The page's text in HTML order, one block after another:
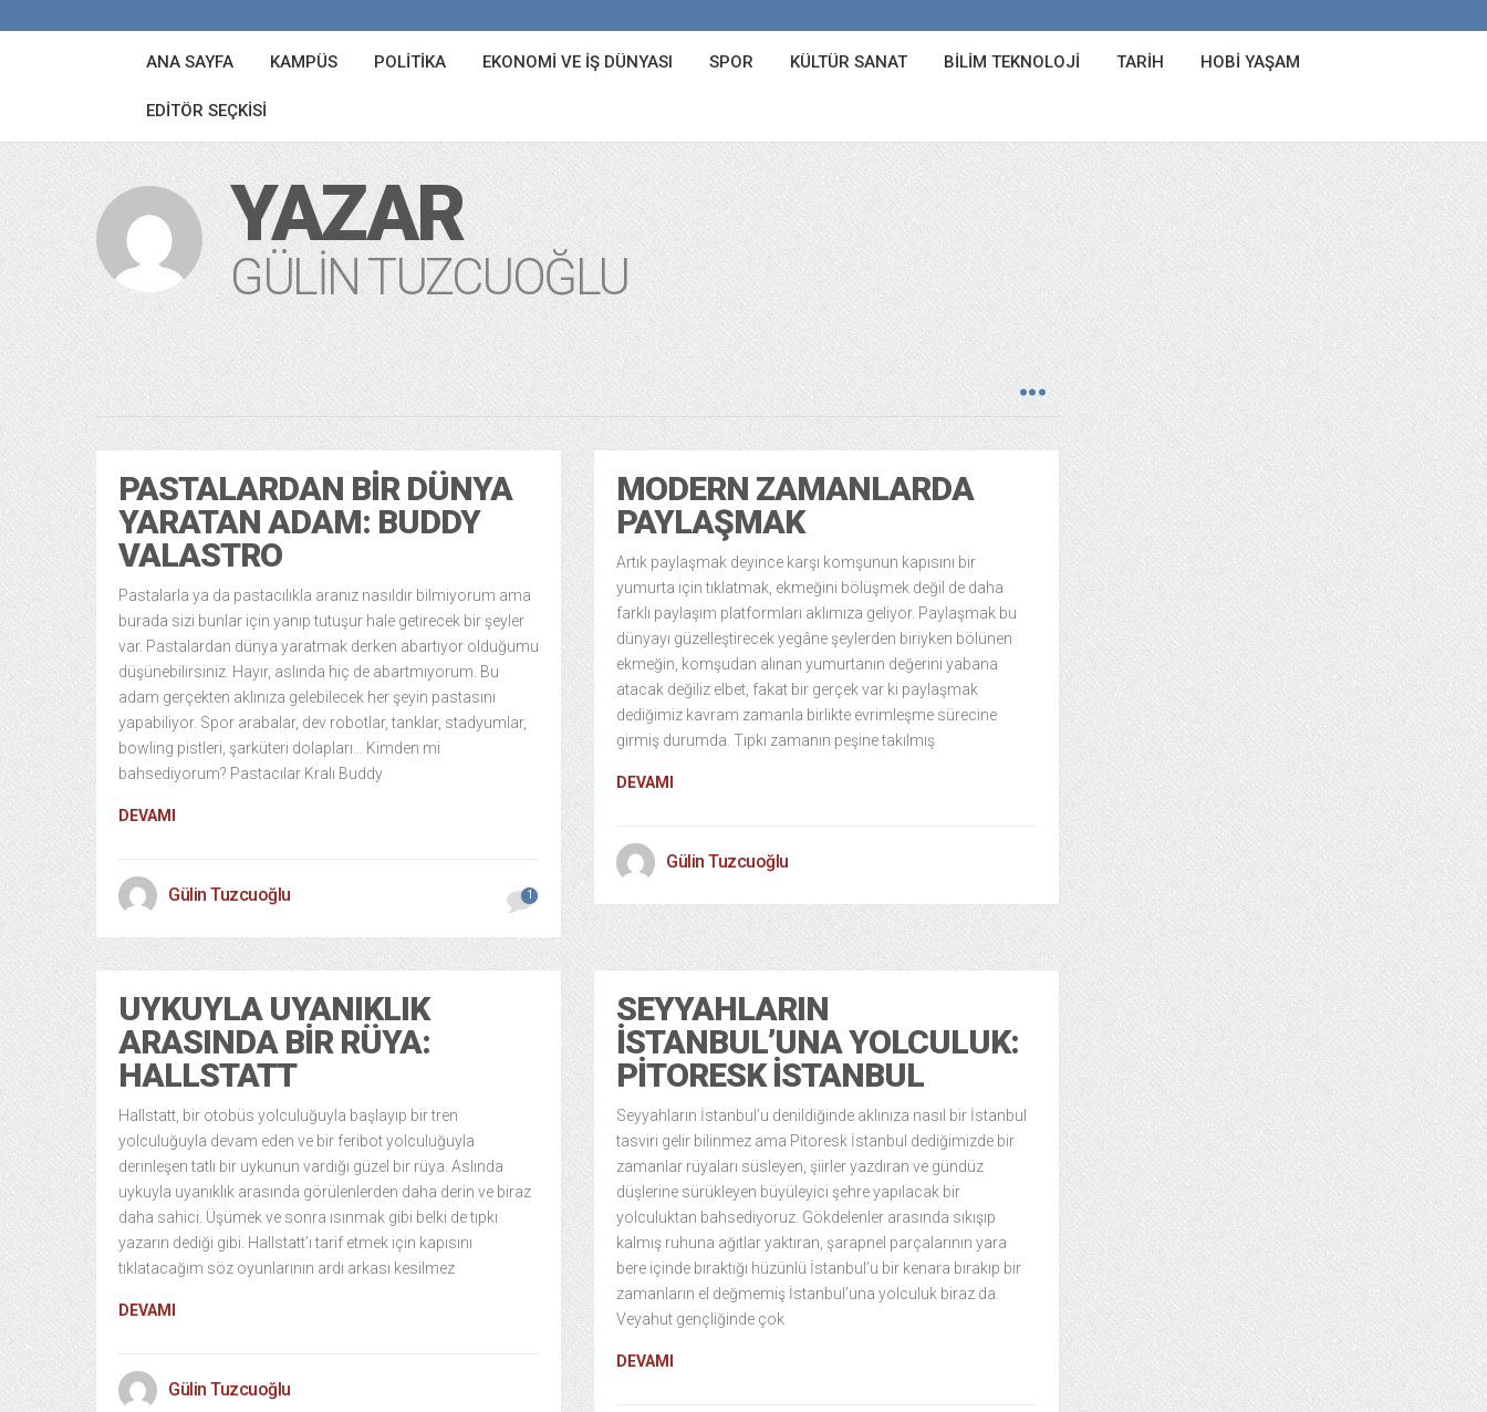
ANA SAYFA KAMPÜS POLITIKA EKONOMI VE İŞ DÜNYASI SPOR KÜLTÜR SANAT BILIM TEKNOLOJI TARIH HOBI YAŞAM
EDITÖR SEÇKISI
YAZAR
GÜLIN TUZCUOĞLU
PASTALARDAN BIR DÜNYA
YARATAN ADAM: BUDDY
VALASTRO
Pastalarla ya da pastacılıkla aranız nasıldır bilmiyorum ama
burada sizi bunlar için yanıp tutuşur hale getirecek bir şeyler
var. Pastalardan dünya yaratmak derken abartıyor olduğumu
düşünebilirsiniz. Hayır, aslında hiç de abartmıyorum. Bu
adam gerçekten aklınıza gelebilecek her şeyin pastasını
yapabiliyor. Spor arabalar, dev robotlar, tanklar, stadyumlar,
bowling pistleri, şarküteri dolapları… Kimden mi
bahsediyorum? Pastacılar Kralı Buddy
DEVAMI
Gülin Tuzcuoğlu 1
MODERN ZAMANLARDA
PAYLAŞMAK
Artık paylaşmak deyince karşı komşunun kapısını bir
yumurta için tıklatmak, ekmeğini bölüşmek değil de daha
farklı paylaşım platformları aklımıza geliyor. Paylaşmak bu
dünyayı güzelleştirecek yegâne şeylerden biriyken bölünen
ekmeğin, komşudan alınan yumurtanın değerini yabana
atacak değiliz elbet, fakat bir gerçek var ki paylaşmak
dediğimiz kavram zamanla birlikte evrimleşme sürecine
girmiş durumda. Tıpkı zamanın peşine takılmış
DEVAMI
Gülin Tuzcuoğlu
UYKUYLA UYANIKLIK
ARASINDA BIR RÜYA:
HALLSTATT
Hallstatt, bir otobüs yolculuğuyla başlayıp bir tren
yolculuğuyla devam eden ve bir feribot yolculuğuyla
derinleşen tatlı bir uykunun vardığı güzel bir rüya. Aslında
uykuyla uyanıklık arasında görülenlerden daha derin ve biraz
daha sahici. Üşümek ve sonra ısınmak gibi belki de tıpkı
yazarın dediği gibi. Hallstatt’ı tarif etmek için kapısını
tıklatacağım söz oyunlarının ardı arkası kesilmez
DEVAMI
Gülin Tuzcuoğlu
SEYYAHLARIN
İSTANBUL’UNA YOLCULUK:
PITORESK İSTANBUL
Seyyahların İstanbul’u denildiğinde aklınıza nasıl bir İstanbul
tasviri gelir bilinmez ama Pitoresk İstanbul dediğimizde bir
zamanlar rüyaları süsleyen, şiirler yazdıran ve gündüz
düşlerine sürükleyen büyüleyici şehre yapılacak bir
yolculuktan bahsediyoruz. Gökdelenler arasında sıkışıp
kalmış ruhuna ağıtlar yaktıran, şarapnel parçalarının yara
bere içinde bıraktığı hüzünlü İstanbul’u bir kenara bırakıp bir
zamanların el değmemiş İstanbul’una yolculuk biraz da.
Veyahut gençliğinde çok
DEVAMI